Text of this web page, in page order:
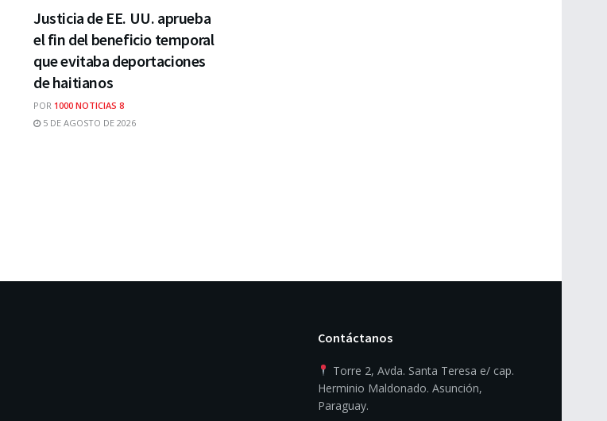
Justicia de EE. UU. aprueba
el fin del beneficio temporal
que evitaba deportaciones
de haitianos
POR 1000 NOTICIAS 8
5 DE AGOSTO DE 2026
Contáctanos
Torre 2, Avda. Santa Teresa e/ cap.
Herminio Maldonado. Asunción,
Paraguay.